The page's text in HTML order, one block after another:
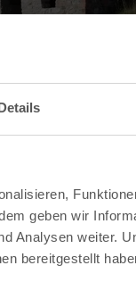
geben wir
Analysen weiter.
bereitgestellt